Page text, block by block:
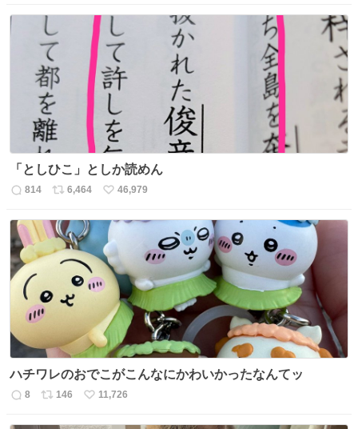
数
ス
ト
数
ね
数
「としひこ」としか読めん
返
数
814
リ
ス
ト
数
6,464
い
ね
数
46,979
ハチワレのおでこがこんなにかわいかったなんてッ
返
8
リ
146
い
11,726